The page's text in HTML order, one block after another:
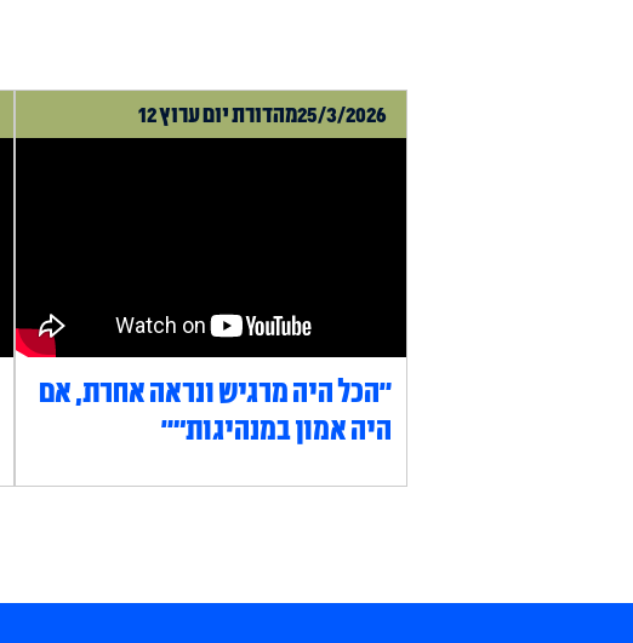
25/3/2026מהדורת יום ערוץ 12
"הכל היה מרגיש ונראה אחרת, אם
היה אמון במנהיגות״"